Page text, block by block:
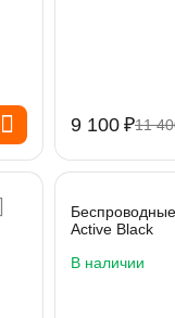
9 100 ₽11
Active Black
В наличии